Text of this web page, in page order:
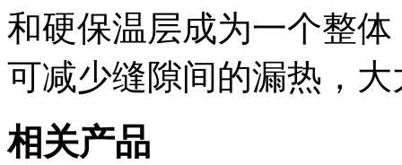
和硬保温层成为一个整
可减少缝隙间的漏热，
相关产品